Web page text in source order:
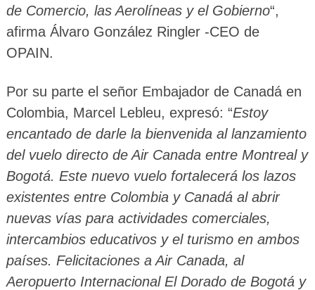
de Comercio, las Aerolíneas y el Gobierno“,
afirma Álvaro González Ringler -CEO de
OPAIN.
Por su parte el señor Embajador de Canadá en
Colombia, Marcel Lebleu, expresó: “Estoy
encantado de darle la bienvenida al lanzamiento
del vuelo directo de Air Canada entre Montreal y
Bogotá. Este nuevo vuelo fortalecerá los lazos
existentes entre Colombia y Canadá al abrir
nuevas vías para actividades comerciales,
intercambios educativos y el turismo en ambos
países. Felicitaciones a Air Canada, al
Aeropuerto Internacional El Dorado de Bogotá y